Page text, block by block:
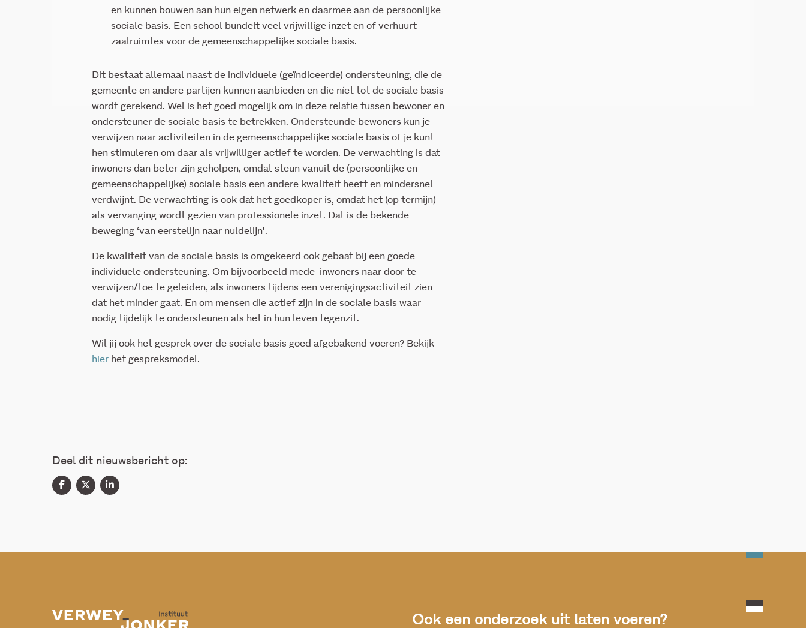
en kunnen bouwen aan hun eigen netwerk en daarmee aan de persoonlijke
sociale basis. Een school bundelt veel vrijwillige inzet en of verhuurt
zaalruimtes voor de gemeenschappelijke sociale basis.
Dit bestaat allemaal naast de individuele (geïndiceerde) ondersteuning, die de
gemeente en andere partijen kunnen aanbieden en die níet tot de sociale basis
wordt gerekend. Wel is het goed mogelijk om in deze relatie tussen bewoner en
ondersteuner de sociale basis te betrekken. Ondersteunde bewoners kun je
verwijzen naar activiteiten in de gemeenschappelijke sociale basis of je kunt
hen stimuleren om daar als vrijwilliger actief te worden. De verwachting is dat
inwoners dan beter zijn geholpen, omdat steun vanuit de (persoonlijke en
gemeenschappelijke) sociale basis een andere kwaliteit heeft en mindersnel
verdwijnt. De verwachting is ook dat het goedkoper is, omdat het (op termijn)
als vervanging wordt gezien van professionele inzet. Dat is de bekende
beweging ‘van eerstelijn naar nuldelijn’.
De kwaliteit van de sociale basis is omgekeerd ook gebaat bij een goede
individuele ondersteuning. Om bijvoorbeeld mede-inwoners naar door te
verwijzen/toe te geleiden, als inwoners tijdens een verenigingsactiviteit zien
dat het minder gaat. En om mensen die actief zijn in de sociale basis waar
nodig tijdelijk te ondersteunen als het in hun leven tegenzit.
Wil jij ook het gesprek over de sociale basis goed afgebakend voeren? Bekijk
hier het gespreksmodel.
Deel dit nieuwsbericht op:
Ook een onderzoek uit laten voeren?